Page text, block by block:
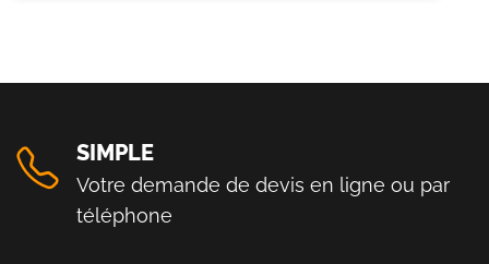
SIMPLE
Votre demande de devis en ligne ou par
téléphone